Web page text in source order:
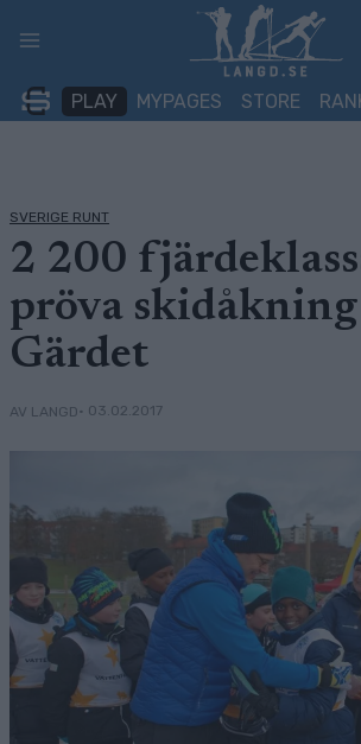
PLAY MYPAGES STORE
SVERIGE RUNT
2 200
pröva
Gärdet
AV LANGD• 03.02.2017